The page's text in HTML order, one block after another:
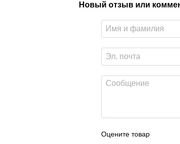
Новый отзыв или
Оцените товар